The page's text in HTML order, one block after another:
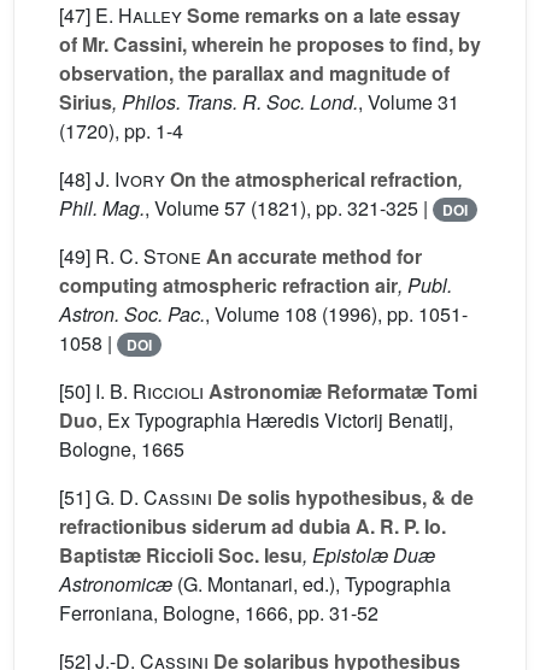
[47] E. HalleySome remarks on a late essay
of Mr. Cassini, wherein he proposes to find, by
observation, the parallax and magnitude of
Sirius, Philos. Trans. R. Soc. Lond., Volume 31
(1720), pp. 1-4
[48]J. IvoryOn the atmospherical refraction,
Phil. Mag., Volume 57 (1821), pp. 321-325 | DOI
[49] R. C. Stone An accurate method for
computing atmospheric refraction air, Publ.
Astron. Soc. Pac., Volume 108 (1996), pp. 1051-
1058 |
DOI
[50] I. B. Riccioli Astronomiæ Reformatæ Tomi
Duo, Ex Typographia Hæredis Victorij Benatij,
Bologne, 1665
[51]G. D. Cassini De solis hypothesibus, & de
refractionibus siderum ad dubia A. R. P. Io.
Baptistæ Riccioli Soc. Iesu, Epistolæ Duæ
Astronomicæ (G. Montanari, ed.), Typographia
Ferroniana, Bologne, 1666, pp. 31-52
[52]J.-D. Cassini De solaribus hypothesibus